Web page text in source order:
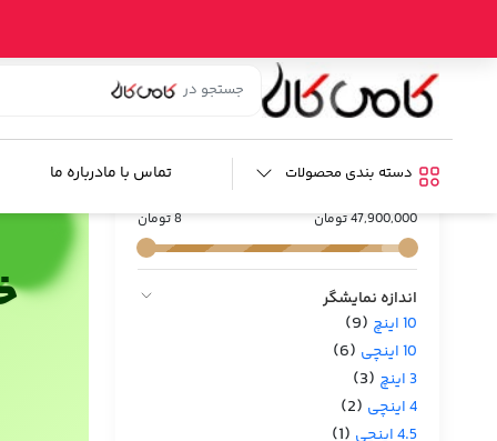
دسته بندی محصولات تماس با مادرباره ما
هیوندای Ix 45
فیلترها :
47,900,000 تومان 8 تومان
اندازه نمایشگر
10 اینچ
(9)
10 اینچی (6)
3 اینچ (3)
4 اینچی (2)
4.5 اینچی (1)